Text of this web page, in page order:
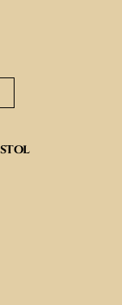
stol